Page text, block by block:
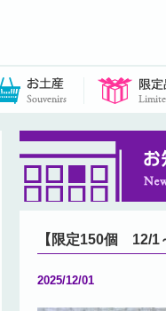
【限定150個 12/1
2025/12/01